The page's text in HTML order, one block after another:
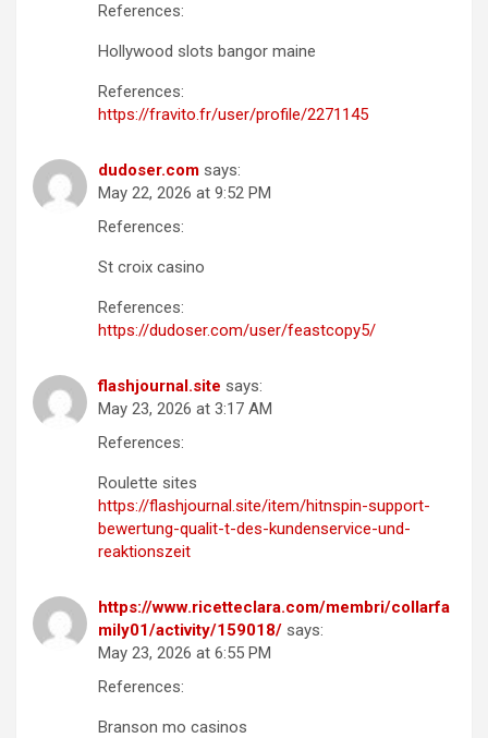
References:
Hollywood slots bangor maine
References:
https://fravito.fr/user/profile/2271145
dudoser.com says:
May 22, 2026 at 9:52 PM
References:
St croix casino
References:
https://dudoser.com/user/feastcopy5/
flashjournal.site says:
May 23, 2026 at 3:17 AM
References:
Roulette sites
https://flashjournal.site/item/hitnspin-support-
bewertung-qualit-t-des-kundenservice-und-
reaktionszeit
https://www.ricetteclara.com/membri/collarfa
mily01/activity/159018/ says:
May 23, 2026 at 6:55 PM
References:
Branson mo casinos